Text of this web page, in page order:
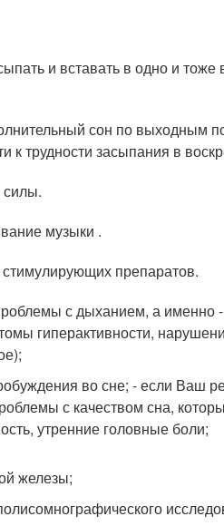
и вставать в одно и тоже
сон по выходным
к трудности засыпания в
силы.
музыки .
препаратов.
с дыханием, а именно
гиперактивности,
во сне; - если Ваш
с качеством сна,
утренние головные боли;
железы;